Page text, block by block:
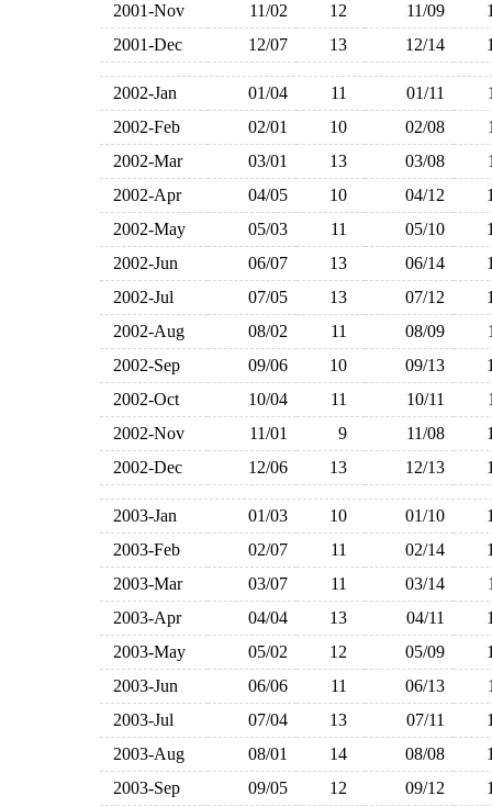
2001-Nov
11/02 12 11/09
2001-Dec
12/07 13 12/14
2002-Jan 01/04 11 01/11
2002-Feb
02/01 10 02/08
2002-Mar
03/01 13 03/08
2002-Apr
04/05 10 04/12
2002-May
05/03 11 05/10
2002-Jun
06/07 13 06/14
2002-Jul
07/05 13 07/12
2002-Aug
08/02 11 08/09
2002-Sep
09/06 10 09/13
2002-Oct
10/04 11 10/11
2002-Nov
11/01 9 11/08
2002-Dec
12/06 13 12/13
2003-Jan 01/03 10 01/10
2003-Feb
02/07 11 02/14
2003-Mar
03/07 11 03/14
2003-Apr
04/04 13 04/11
2003-May
05/02 12 05/09
2003-Jun
06/06 11 06/13
2003-Jul
07/04 13 07/11
2003-Aug
08/01 14 08/08
2003-Sep
09/05 12 09/12